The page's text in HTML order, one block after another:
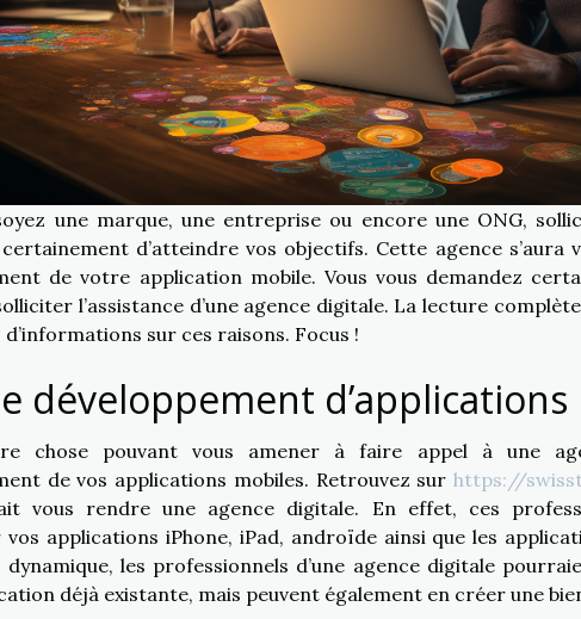
une marque, une entreprise ou encore une ONG,
d’atteindre vos objectifs. Cette agence s’aura
de votre application mobile. Vous vous demandez
l’assistance d’une agence digitale. La lecture
d’informations sur ces raisons. Focus !
développement
chose pouvant vous amener à faire appel à une
de vos applications mobiles. Retrouvez sur https://
vous rendre une agence digitale. En effet, ces
vos applications iPhone, iPad, androïde ainsi que les
dynamique, les professionnels d’une agence digitale
déjà existante, mais peuvent également en créer une